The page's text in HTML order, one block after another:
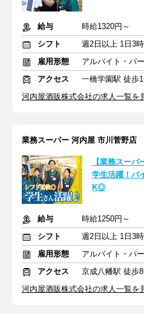
給与
時給1320円～
シフト
週2日以上 1日3
雇用形態
アルバイト・パ
アクセス
一橋学園駅 徒歩
河内屋酒販株式会社の求人一覧を
業務スーパー 河内屋 市川菅野店
【業務スー
学生活躍！バ
K◎
給与
時給1250円～
シフト
週2日以上 1日3
雇用形態
アルバイト・パ
アクセス
京成八幡駅 徒歩
河内屋酒販株式会社の求人一覧を